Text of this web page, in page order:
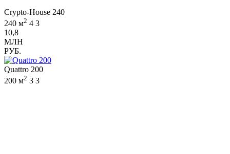
Crypto-House 240
240 м2 4 3
10,8
МЛН
РУБ.
Quattro 200
200 м2 3 3